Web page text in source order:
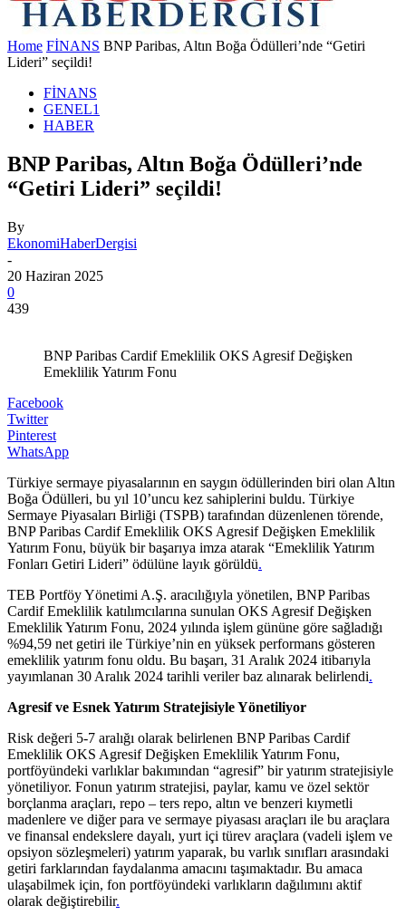
Home FİNANS BNP Paribas, Altın Boğa Ödülleri’nde “Getiri
Lideri” seçildi!
FİNANS
GENEL1
HABER
BNP Paribas, Altın Boğa Ödülleri’nde
“Getiri Lideri” seçildi!
By
EkonomiHaberDergisi
-
20 Haziran 2025
0
439
BNP Paribas Cardif Emeklilik OKS Agresif Değişken
Emeklilik Yatırım Fonu
Facebook
Twitter
Pinterest
WhatsApp
Türkiye sermaye piyasalarının en saygın ödüllerinden biri olan Altın
Boğa Ödülleri, bu yıl 10’uncu kez sahiplerini buldu. Türkiye
Sermaye Piyasaları Birliği (TSPB) tarafından düzenlenen törende,
BNP Paribas Cardif Emeklilik OKS Agresif Değişken Emeklilik
Yatırım Fonu, büyük bir başarıya imza atarak “Emeklilik Yatırım
Fonları Getiri Lideri” ödülüne layık görüldü.
TEB Portföy Yönetimi A.Ş. aracılığıyla yönetilen, BNP Paribas
Cardif Emeklilik katılımcılarına sunulan OKS Agresif Değişken
Emeklilik Yatırım Fonu, 2024 yılında işlem gününe göre sağladığı
%94,59 net getiri ile Türkiye’nin en yüksek performans gösteren
emeklilik yatırım fonu oldu. Bu başarı, 31 Aralık 2024 itibarıyla
yayımlanan 30 Aralık 2024 tarihli veriler baz alınarak belirlendi.
Agresif ve Esnek Yatırım Stratejisiyle Yönetiliyor
Risk değeri 5-7 aralığı olarak belirlenen BNP Paribas Cardif
Emeklilik OKS Agresif Değişken Emeklilik Yatırım Fonu,
portföyündeki varlıklar bakımından “agresif” bir yatırım stratejisiyle
yönetiliyor. Fonun yatırım stratejisi, paylar, kamu ve özel sektör
borçlanma araçları, repo – ters repo, altın ve benzeri kıymetli
madenlere ve diğer para ve sermaye piyasası araçları ile bu araçlara
ve finansal endekslere dayalı, yurt içi türev araçlara (vadeli işlem ve
opsiyon sözleşmeleri) yatırım yaparak, bu varlık sınıfları arasındaki
getiri farklarından faydalanma amacını taşımaktadır. Bu amaca
ulaşabilmek için, fon portföyündeki varlıkların dağılımını aktif
olarak değiştirebilir.